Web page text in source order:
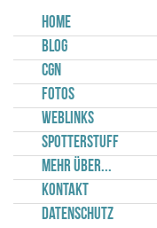
Home
Blog
CGN
Fotos
Weblinks
Spotterstuff
Mehr über...
Kontakt
Datenschutz